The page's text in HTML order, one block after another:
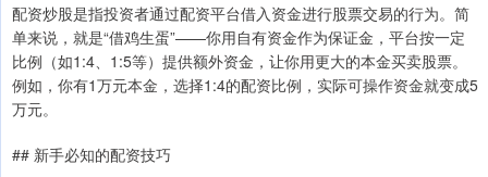
配资炒股是指投资者通过配资平台借入资金进行股票交易的行为。简
单来说，就是“借鸡生蛋”——你用自有资金作为保证金，平台按一定
比例（如1:4、1:5等）提供额外资金，让你用更大的本金买卖股票。
例如，你有1万元本金，选择1:4的配资比例，实际可操作资金就变成5
万元。
## 新手必知的配资技巧